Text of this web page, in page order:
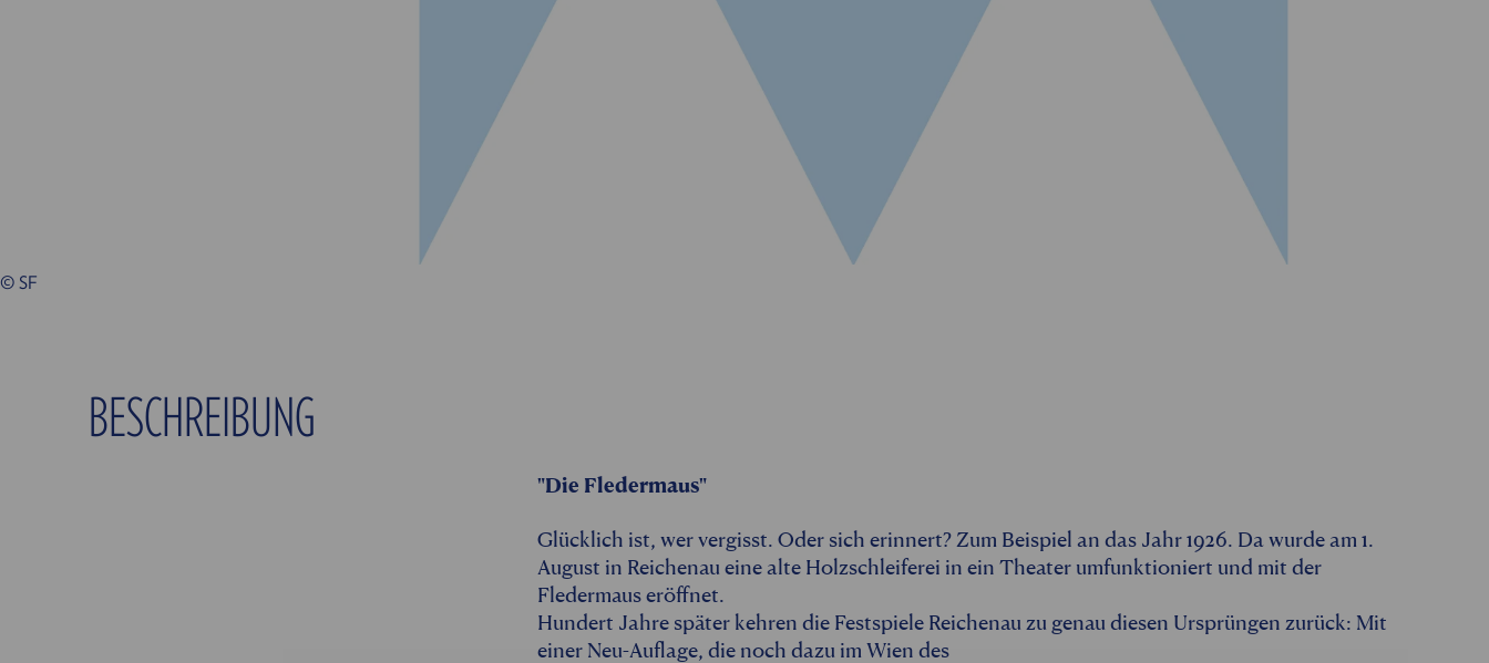
© SF
BESCHREIBUNG
"Die Fledermaus"
Glücklich ist, wer vergisst. Oder sich erinnert? Zum Beispiel an das Jahr 1926. Da wurde am 1.
August in Reichenau eine alte Holzschleiferei in ein Theater umfunktioniert und mit der
Fledermaus eröffnet.
Hundert Jahre später kehren die Festspiele Reichenau zu genau diesen Ursprüngen zurück: Mit
einer Neu-Auflage, die noch dazu im Wien des